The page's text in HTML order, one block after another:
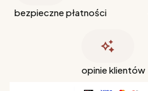
bezpieczne płatności
opinie klientów